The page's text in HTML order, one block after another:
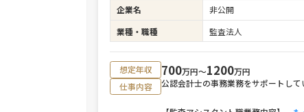
企業名 非公開
業種・職種
監査法人
想定年収 700万円〜1200万円
仕事内容
公認会計士の事務業務をサポートして